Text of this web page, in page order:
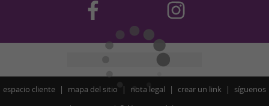
espacio cliente mapa del sitio nota legal crear un link
síguenos